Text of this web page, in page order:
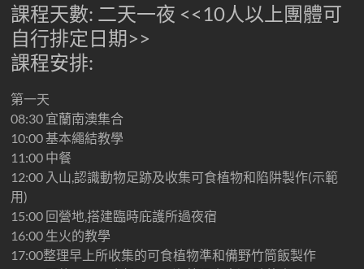
選
課程天數: 二天一夜 <<10人以上團體可
自行排定日期>>
課程安排:
第一天
08:30 宜蘭南澳集合
10:00 基本繩結教學
11:00 中餐
12:00 入山,認識動物足跡及收集可食植物和陷阱製作(示範
用)
15:00 回營地,搭建臨時庇護所過夜宿
16:00 生火的教學
17:00整理早上所收集的可食植物準和備野竹筒飯製作